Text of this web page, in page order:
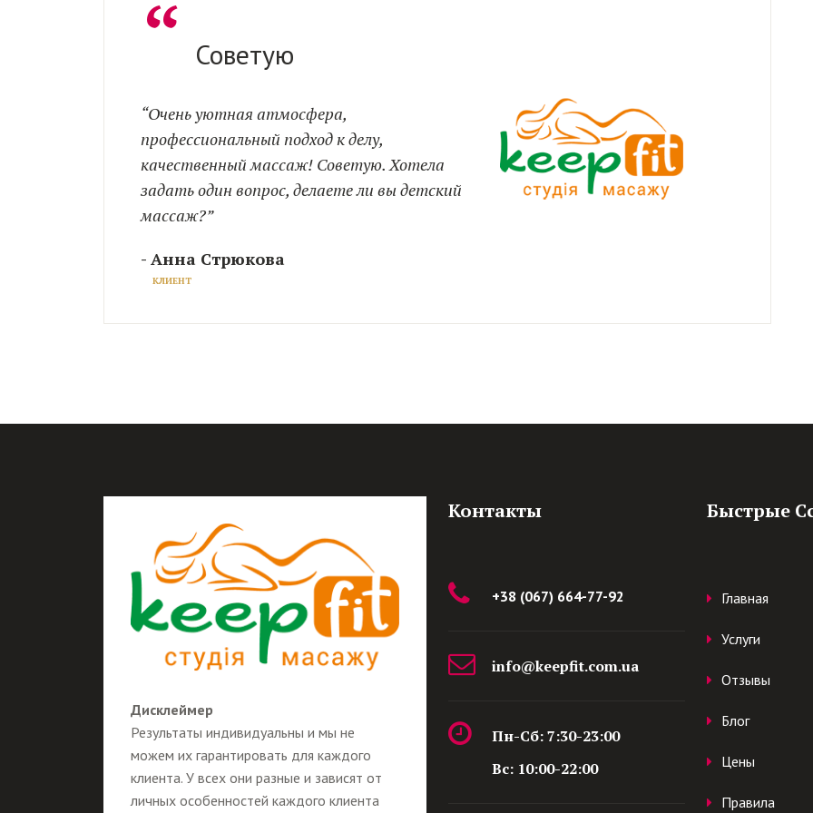
“ Советую
“Очень уютная атмосфера,
профессиональный подход к делу,
качественный массаж! Советую. Хотела
задать один вопрос, делаете ли вы детский
массаж?”
- Анна Стрюкова
КЛИЕНТ
Дисклеймер
Результаты индивидуальны и мы не
можем их гарантировать для каждого
клиента. У всех они разные и зависят от
личных особенностей каждого клиента
Контакты
+38 (067) 664-77-92
info@keepfit.com.ua
Пн-Сб: 7:30-23:00
Вс: 10:00-22:00
Быстрые
Главная
Услуги
Отзывы
Блог
Цены
Правила